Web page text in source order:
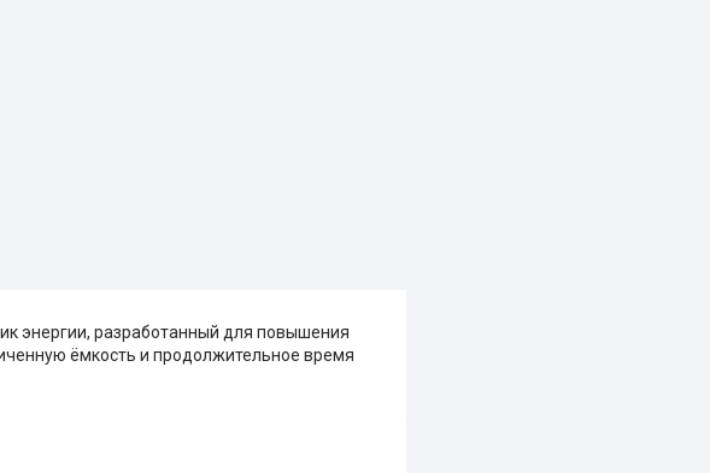
энергии, разработанный для повышения
ёмкость и продолжительное время